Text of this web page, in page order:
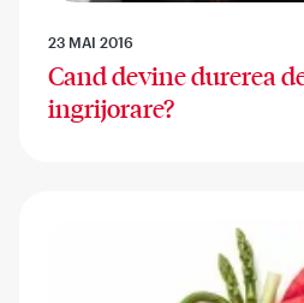
23 MAI 2016
Cand devine durerea
ingrijorare?